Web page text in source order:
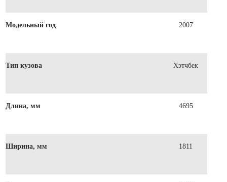
Модельный год 2007
Тип кузова Хэтчбек
Длина, мм 4695
Ширина, мм 1811